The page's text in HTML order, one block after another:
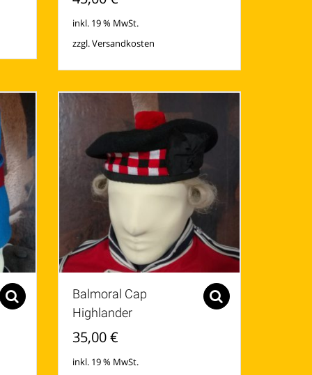
inkl. 19 % MwSt.
zzgl.Versandkosten
Select options
Balmoral Cap
Highlander
35,00€
inkl. 19 % MwSt.